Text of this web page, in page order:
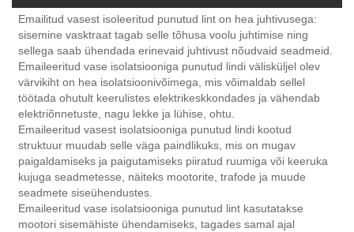
Emailitud vasest isoleeritud punutud lint on hea juhtivusega:
sisemine vasktraat tagab selle tõhusa voolu juhtimise ning
sellega saab ühendada erinevaid juhtivust nõudvaid seadmeid.
Emaileeritud vase isolatsiooniga punutud lindi välisküljel olev
värvikiht on hea isolatsioonivõimega, mis võimaldab sellel
töötada ohutult keerulistes elektrikeskkondades ja vähendab
elektriõnnetuste, nagu lekke ja lühise, ohtu.
Emaileeritud vasest isolatsiooniga punutud lindi kootud
struktuur muudab selle väga paindlikuks, mis on mugav
paigaldamiseks ja paigutamiseks piiratud ruumiga või keeruka
kujuga seadmetesse, näiteks mootorite, trafode ja muude
seadmete siseühendustes.
Emaileeritud vase isolatsiooniga punutud lint kasutatakse
mootori sisemähiste ühendamiseks, tagades samal ajal